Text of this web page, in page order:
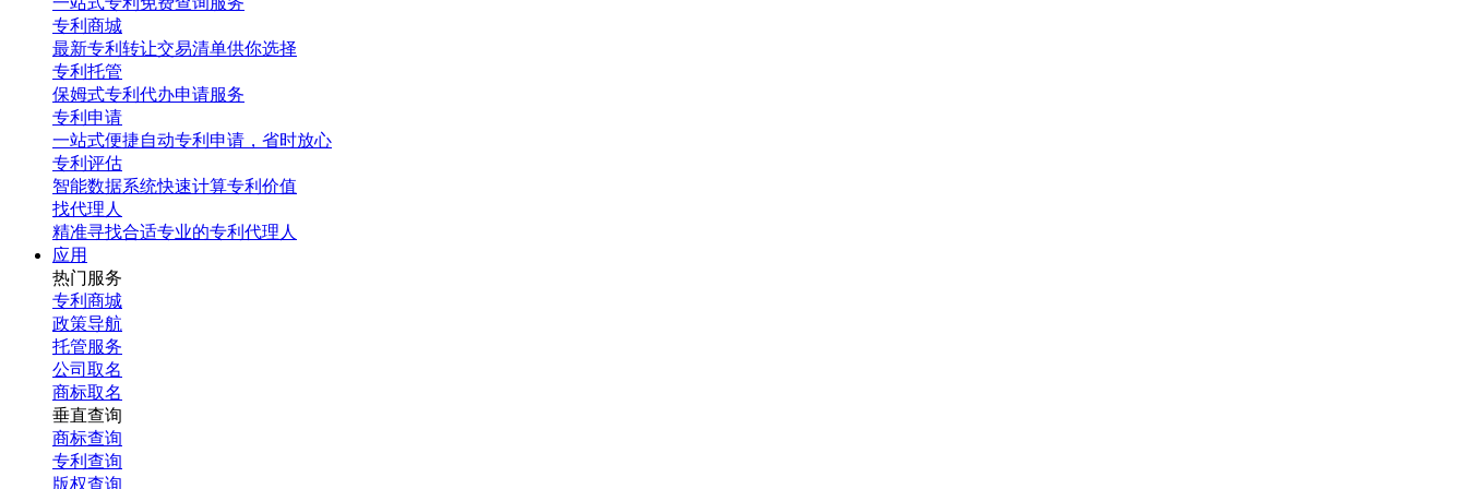
专利商城
最新专利转让交易清单供你选择
专利托管
保姆式专利代办申请服务
专利申请
一站式便捷自动专利申请，省时放心
专利评估
智能数据系统快速计算专利价值
找代理人
精准寻找合适专业的专利代理人
应用
热门服务
专利商城
政策导航
托管服务
公司取名
商标取名
垂直查询
商标查询
专利查询
版权查询